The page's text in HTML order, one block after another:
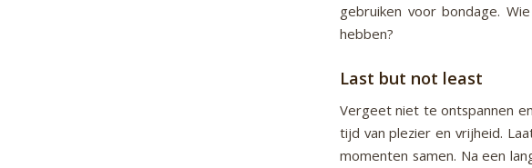
gebruiken voor bondage.
hebben?
Last but not least
Vergeet niet te ontspannen
tijd van plezier en vrijheid.
momenten samen. Na een